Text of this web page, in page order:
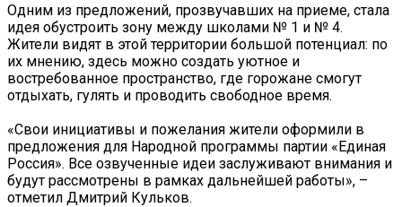
Одним из предложений, прозвучавших на приеме, стала
идея обустроить зону между школами № 1 и № 4.
Жители видят в этой территории большой потенциал: по
их мнению, здесь можно создать уютное и
востребованное пространство, где горожане смогут
отдыхать, гулять и проводить свободное время.
«Свои инициативы и пожелания жители оформили в
предложения для Народной программы партии «Единая
Россия». Все озвученные идеи заслуживают внимания и
будут рассмотрены в рамках дальнейшей работы», –
отметил Дмитрий Кульков.